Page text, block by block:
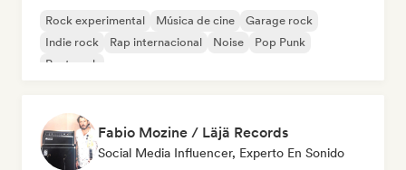
Rock experimental Música de cine
Garage rock
Indie rock
Rap internacional Noise
Pop Punk
Post punk
Fabio Mozine / Läjä Records
Social Media Influencer, Experto En Sonido